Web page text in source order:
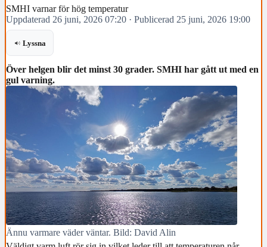
SMHI varnar för hög temperatur
Uppdaterad 26 juni, 2026 07:20 · Publicerad 25 juni, 2026 19:00
Lyssna
Över helgen blir det minst 30 grader. SMHI har gått ut med en
gul varning.
Ännu varmare väder väntar. Bild: David Alin